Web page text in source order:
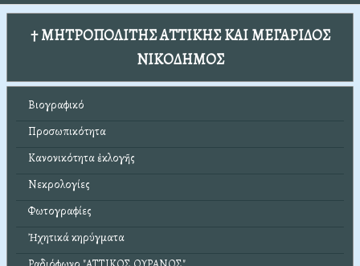
† ΜΗΤΡΟΠΟΛΙΤΗΣ ΑΤΤΙΚΗΣ ΚΑΙ ΜΕΓΑΡΙΔΟΣ
ΝΙΚΟΔΗΜΟΣ
Βιογραφικό
Προσωπικότητα
Κανονικότητα ἐκλογῆς
Νεκρολογίες
Φωτογραφίες
Ἠχητικά κηρύγματα